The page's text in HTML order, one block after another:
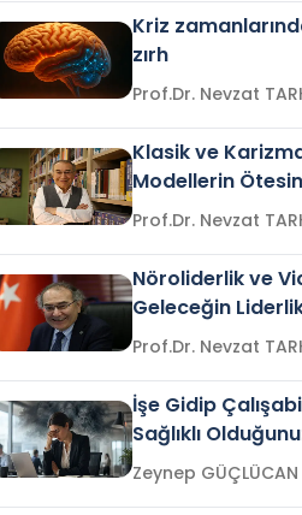
Kriz
zırh
Prof.Dr.
Klasik ve
Modellerin
Liderlik”
Prof.Dr.
Nöroliderlik ve
Geleceğin
Prof.Dr.
İşe Gidip
Sağlıklı
Gelir mi?Zeynep GÜÇLÜCAN